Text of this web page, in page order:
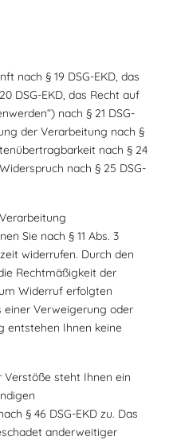
nach § 19 DSG-EKD, das
DSG-EKD, das Recht auf
nach § 21 DSG-
der Verarbeitung nach §
nach § 24
nach § 25 DSG-
Sie nach § 11 Abs. 3
widerrufen. Durch den
Rechtmäßigkeit der
Widerruf erfolgten
einer Verweigerung oder
entstehen Ihnen keine
steht Ihnen ein
§ 46 DSG-EKD zu. Das
anderweitiger